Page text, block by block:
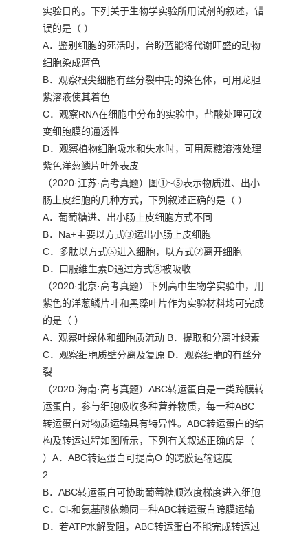
实验目的。下列关于生物学实验所用试剂的叙述，错
误的是（ ）
A．鉴别细胞的死活时，台盼蓝能将代谢旺盛的动物
细胞染成蓝色
B．观察根尖细胞有丝分裂中期的染色体，可用龙胆
紫溶液使其着色
C．观察RNA在细胞中分布的实验中，盐酸处理可改
变细胞膜的通透性
D．观察植物细胞吸水和失水时，可用蔗糖溶液处理
紫色洋葱鳞片叶外表皮
（2020·江苏·高考真题）图①~⑤表示物质进、出小
肠上皮细胞的几种方式，下列叙述正确的是（ ）
A．葡萄糖进、出小肠上皮细胞方式不同
B．Na+主要以方式③运出小肠上皮细胞
C．多肽以方式⑤进入细胞，以方式②离开细胞
D．口服维生素D通过方式⑤被吸收
（2020·北京·高考真题）下列高中生物学实验中，用
紫色的洋葱鳞片叶和黑藻叶片作为实验材料均可完成
的是（ ）
A．观察叶绿体和细胞质流动 B．提取和分离叶绿素
C．观察细胞质壁分离及复原 D．观察细胞的有丝分
裂
（2020·海南·高考真题）ABC转运蛋白是一类跨膜转
运蛋白，参与细胞吸收多种营养物质，每一种ABC
转运蛋白对物质运输具有特异性。ABC转运蛋白的结
构及转运过程如图所示，下列有关叙述正确的是（
）A．ABC转运蛋白可提高O 的跨膜运输速度
2
B．ABC转运蛋白可协助葡萄糖顺浓度梯度进入细胞
C．Cl-和氨基酸依赖同一种ABC转运蛋白跨膜运输
D．若ATP水解受阻，ABC转运蛋白不能完成转运过